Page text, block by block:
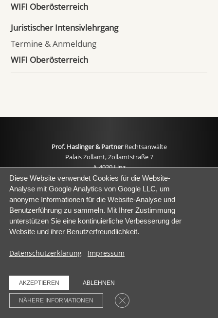
WIFI Oberösterreich
Juristischer Intensivlehrgang
Termine & Anmeldung
WIFI Oberösterreich
Prof. Haslinger & PartnerRechtsanwälte
Palais Zollamt, Zollamtstraße 7
A-4020 Linz
T: +43 (0) 732 667366
F: +43 (0) 732 667546
E-Mail: office@prof-haslinger.at
IMPRESSUM
DATENSCHUTZ
© 2026 Prof. Haslinger & Partner
Diese Website verwendet Cookies für die Website-
Analyse mit Google Analytics von Google LLC, um
anonyme Informationen für die Website-Analyse und
Benutzerführung zu sammeln. Mit Ihrer Zustimmung
unterstützen Sie eine kontinuierliche Verbesserung der
Website und ihrer Benutzerfreundlichkeit.
Datenschutzerklärung Impressum
AKZEPTIEREN ABLEHNEN
NÄHERE INFORMATIONEN GDPR Cookie-Banner